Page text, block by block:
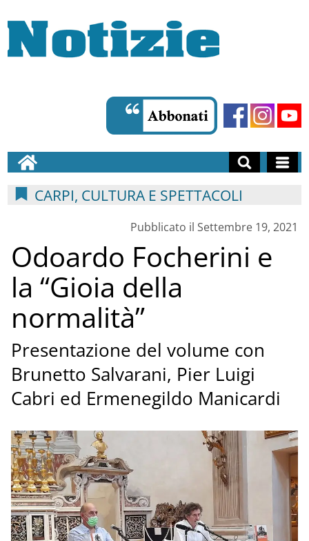
CARPI, CULTURA E SPETTACOLI
Pubblicato il Settembre 19, 2021
Odoardo Focherini e
la “Gioia della
normalità”
Presentazione del volume con
Brunetto Salvarani, Pier Luigi
Cabri ed Ermenegildo Manicardi